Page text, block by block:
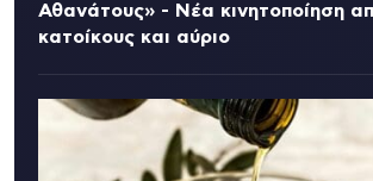
Αθανάτους» - Νέα κινητοποίηση
κατοίκους και αύριο